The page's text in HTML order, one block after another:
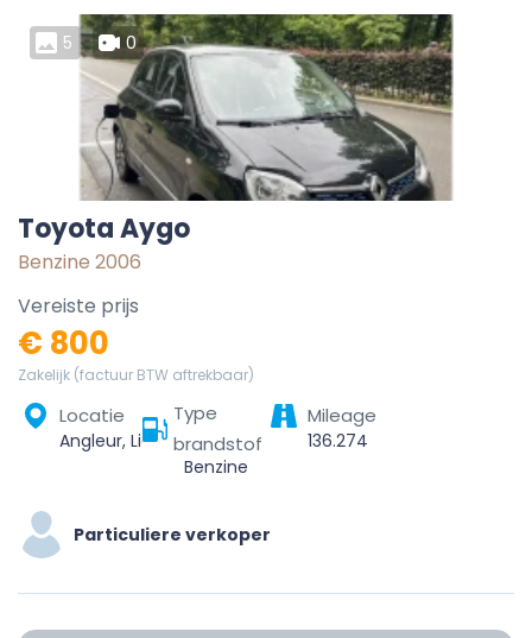
5 0
Toyota Aygo
Benzine 2006
Vereiste prijs
€ 800
Zakelijk (factuur BTW aftrekbaar)
Locatie
Angleur, Liège, Wallonia, 4000, Belgium
Type
brandstof
Benzine
Mileage
136.274
Particuliere verkoper